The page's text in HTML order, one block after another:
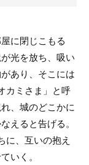
に閉じこもる
光を放ち、吸い
あり、そこには
カミさま」と呼
、城のどこかに
えると告げる。
に、互いの抱え
いく。